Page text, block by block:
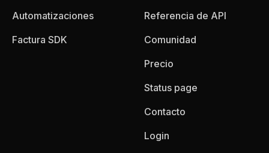
Automatizaciones
Factura SDK
Referencia de API
Comunidad
Precio
Status page
Contacto
Login